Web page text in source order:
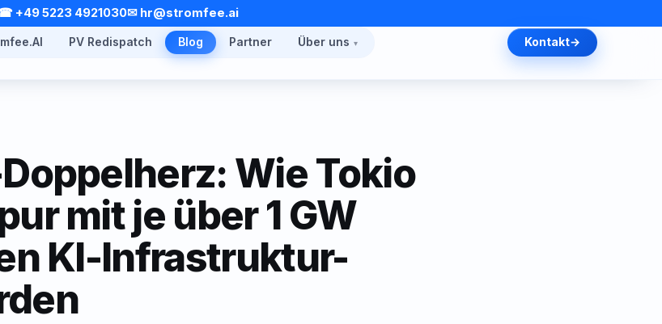
+49 5223 4921030✉ hr@stromfee.ai
PV Redispatch Blog Partner Über uns Kontakt
Wie Tokio
mit je über 1 GW
KI-Infrastruktur-